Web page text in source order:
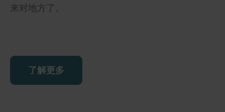
来对地方了。
了解更多